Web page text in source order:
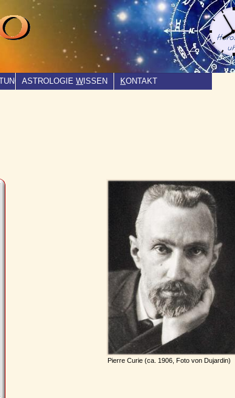
ASTROLOGIE W ISSEN KONTAKT
Pierre Curie (ca. 1906, Foto von Dujardin)